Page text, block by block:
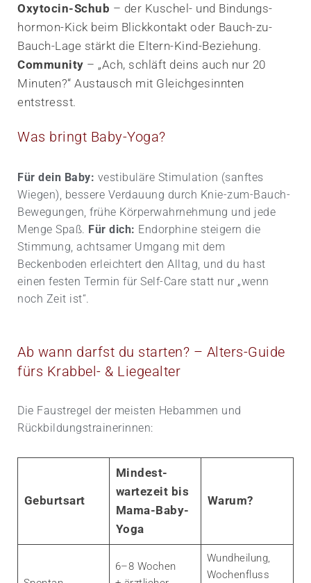
Oxytocin-Schub – der Kuschel- und Bindungs­
hormon-Kick beim Blickkontakt oder Bauch-zu-
Bauch-Lage stärkt die Eltern-Kind-Beziehung.
Community – „Ach, schläft deins auch nur 20
Minuten?“ Austausch mit Gleich­gesinnten
entstresst.
Was bringt Baby-Yoga?
Für dein Baby: vestibuläre Stimulation (sanftes
Wiegen), bessere Verdauung durch Knie-zum-Bauch-
Bewegungen, frühe Körper­wahrnehmung und jede
Menge Spaß. Für dich: Endorphine steigern die
Stimmung, achtsamer Umgang mit dem
Beckenboden erleichtert den Alltag, und du hast
einen festen Termin für Self-Care statt nur „wenn
noch Zeit ist“.
Ab wann darfst du starten? – Alters-Guide
fürs Krabbel- & Liegealter
Die Faustregel der meisten Hebammen und
Rückbildungs­trainerinnen:
Geburtsart
Mindest­
wartezeit bis
Mama-Baby-
Yoga
Warum?
6–8 Wochen
Wund­heilung,
Wochenfluss